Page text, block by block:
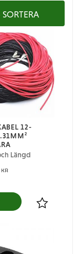
SORTERA
12-
Längd
KR
Lägg till i